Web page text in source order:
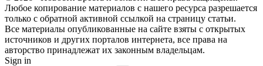
Любое копирование материалов с нашего ресурса разрешается
только с обратной активной ссылкой на страницу статьи.
Все материалы опубликованные на сайте взяты с открытых
источников и других порталов интернета, все права на
авторство принадлежат их законным владельцам.
Sign in